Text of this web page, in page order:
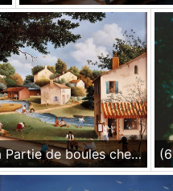
(606)- La Partie de boules chez Chouchou-Sur la Sèvre nantaise-1986-50x65 cm.